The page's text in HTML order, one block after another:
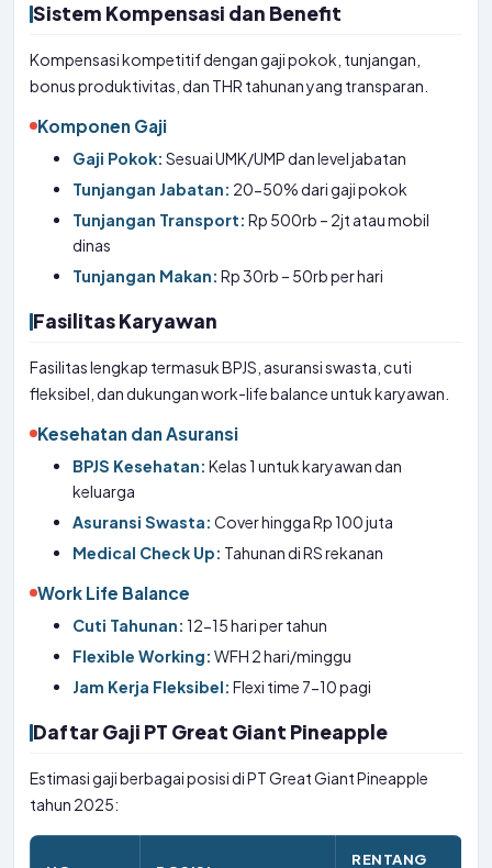
Sistem Kompensasi dan Benefit
Kompensasi kompetitif dengan gaji pokok, tunjangan,
bonus produktivitas, dan THR tahunan yang transparan.
Komponen Gaji
Gaji Pokok: Sesuai UMK/UMP dan level jabatan
Tunjangan Jabatan: 20-50% dari gaji pokok
Tunjangan Transport: Rp 500rb – 2jt atau mobil
dinas
Tunjangan Makan: Rp 30rb – 50rb per hari
Fasilitas Karyawan
Fasilitas lengkap termasuk BPJS, asuransi swasta, cuti
fleksibel, dan dukungan work-life balance untuk karyawan.
Kesehatan dan Asuransi
BPJS Kesehatan: Kelas 1 untuk karyawan dan
keluarga
Asuransi Swasta: Cover hingga Rp 100 juta
Medical Check Up: Tahunan di RS rekanan
Work Life Balance
Cuti Tahunan: 12-15 hari per tahun
Flexible Working: WFH 2 hari/minggu
Jam Kerja Fleksibel: Flexi time 7-10 pagi
Daftar Gaji PT Great Giant Pineapple
Estimasi gaji berbagai posisi di PT Great Giant Pineapple
tahun 2025:
RENTANG